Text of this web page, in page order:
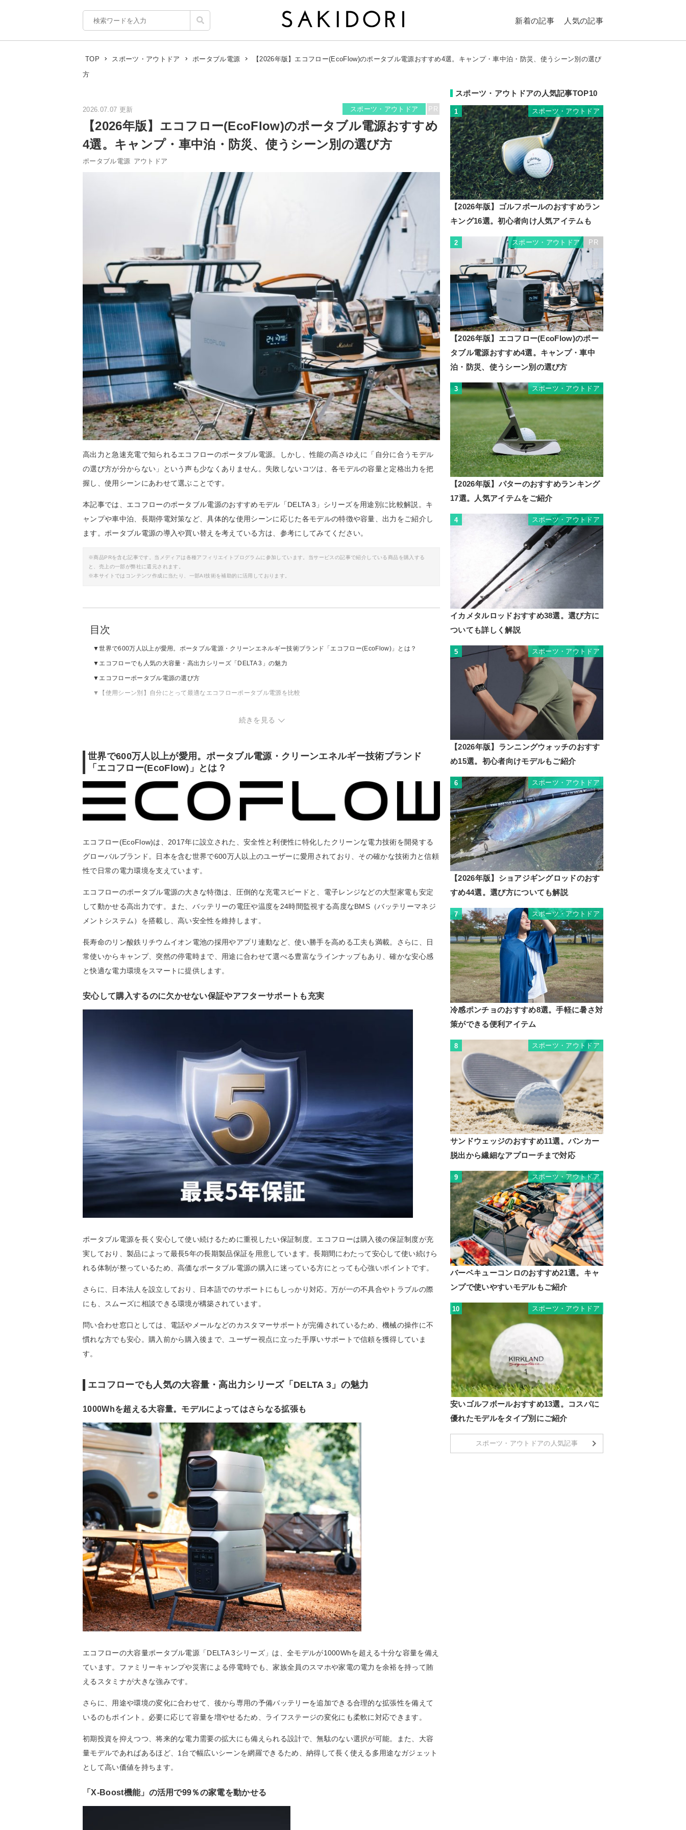
新着の記事 人気の記事
TOP スポーツ・アウトドア ポータブル電源 【2026年版】エコフロー(EcoFlow)のポータブル電源おすすめ4選。キャンプ・車中泊・防災、使うシーン別の選び
方
2026.07.07 更新 PR
スポーツ・アウトドア
【2026年版】エコフロー(EcoFlow)のポータブル電源おすすめ
4選。キャンプ・車中泊・防災、使うシーン別の選び方
ポータブル電源 アウトドア
高出力と急速充電で知られるエコフローのポータブル電源。しかし、性能の高さゆえに「自分に合うモデル
の選び方が分からない」という声も少なくありません。失敗しないコツは、各モデルの容量と定格出力を把
握し、使用シーンにあわせて選ぶことです。
本記事では、エコフローのポータブル電源のおすすめモデル「DELTA 3」シリーズを用途別に比較解説。キ
ャンプや車中泊、長期停電対策など、具体的な使用シーンに応じた各モデルの特徴や容量、出力をご紹介し
ます。ポータブル電源の導入や買い替えを考えている方は、参考にしてみてください。
※商品PRを含む記事です。当メディアは各種アフィリエイトプログラムに参加しています。当サービスの記事で紹介している商品を購入する
と、売上の一部が弊社に還元されます。
※本サイトではコンテンツ作成に当たり、一部AI技術を補助的に活用しております。
目次
世界で600万人以上が愛用。ポータブル電源・クリーンエネルギー技術ブランド「エコフロー(EcoFlow)」とは？
エコフローでも人気の大容量・高出力シリーズ「DELTA 3」の魅力
エコフローポータブル電源の選び方
【使用シーン別】自分にとって最適なエコフローポータブル電源を比較
エコフローポータブル電源のおすすめ｜2000Whクラス続きを見る
世界で600万人以上が愛用。ポータブル電源・クリーンエネルギー技術ブランド
「エコフロー(EcoFlow)」とは？
エコフロー(EcoFlow)は、2017年に設立された、安全性と利便性に特化したクリーンな電力技術を開発する
グローバルブランド。日本を含む世界で600万人以上のユーザーに愛用されており、その確かな技術力と信頼
性で日常の電力環境を支えています。
エコフローのポータブル電源の大きな特徴は、圧倒的な充電スピードと、電子レンジなどの大型家電も安定
して動かせる高出力です。また、バッテリーの電圧や温度を24時間監視する高度なBMS（バッテリーマネジ
メントシステム）を搭載し、高い安全性を維持します。
長寿命のリン酸鉄リチウムイオン電池の採用やアプリ連動など、使い勝手を高める工夫も満載。さらに、日
常使いからキャンプ、突然の停電時まで、用途に合わせて選べる豊富なラインナップもあり、確かな安心感
と快適な電力環境をスマートに提供します。
安心して購入するのに欠かせない保証やアフターサポートも充実
ポータブル電源を長く安心して使い続けるために重視したい保証制度。エコフローは購入後の保証制度が充
実しており、製品によって最長5年の長期製品保証を用意しています。長期間にわたって安心して使い続けら
れる体制が整っているため、高価なポータブル電源の購入に迷っている方にとっても心強いポイントです。
さらに、日本法人を設立しており、日本語でのサポートにもしっかり対応。万が一の不具合やトラブルの際
にも、スムーズに相談できる環境が構築されています。
問い合わせ窓口としては、電話やメールなどのカスタマーサポートが完備されているため、機械の操作に不
慣れな方でも安心。購入前から購入後まで、ユーザー視点に立った手厚いサポートで信頼を獲得していま
す。
エコフローでも人気の大容量・高出力シリーズ「DELTA 3」の魅力
1000Whを超える大容量。モデルによってはさらなる拡張も
エコフローの大容量ポータブル電源「DELTA 3シリーズ」は、全モデルが1000Whを超える十分な容量を備え
ています。ファミリーキャンプや災害による停電時でも、家族全員のスマホや家電の電力を余裕を持って賄
えるスタミナが大きな強みです。
さらに、用途や環境の変化に合わせて、後から専用の予備バッテリーを追加できる合理的な拡張性を備えて
いるのもポイント。必要に応じて容量を増やせるため、ライフステージの変化にも柔軟に対応できます。
初期投資を抑えつつ、将来的な電力需要の拡大にも備えられる設計で、無駄のない選択が可能。また、大容
量モデルであればあるほど、1台で幅広いシーンを網羅できるため、納得して長く使える多用途なガジェット
として高い価値を持ちます。
「X-Boost機能」の活用で99％の家電を動かせる
スポーツ・アウトドアの人気記事TOP10
1 スポーツ・アウトドア
【2026年版】ゴルフボールのおすすめラン
キング16選。初心者向け人気アイテムも
2 スポーツ・アウトドア PR
【2026年版】エコフロー(EcoFlow)のポー
タブル電源おすすめ4選。キャンプ・車中
泊・防災、使うシーン別の選び方
3 スポーツ・アウトドア
【2026年版】パターのおすすめランキング
17選。人気アイテムをご紹介
4 スポーツ・アウトドア
イカメタルロッドおすすめ38選。選び方に
ついても詳しく解説
5 スポーツ・アウトドア
【2026年版】ランニングウォッチのおすす
め15選。初心者向けモデルもご紹介
6 スポーツ・アウトドア
【2026年版】ショアジギングロッドのおす
すめ44選。選び方についても解説
7 スポーツ・アウトドア
冷感ポンチョのおすすめ8選。手軽に暑さ対
策ができる便利アイテム
8 スポーツ・アウトドア
サンドウェッジのおすすめ11選。バンカー
脱出から繊細なアプローチまで対応
9 スポーツ・アウトドア
バーベキューコンロのおすすめ21選。キャ
ンプで使いやすいモデルもご紹介
10 スポーツ・アウトドア
安いゴルフボールおすすめ13選。コスパに
優れたモデルをタイプ別にご紹介
スポーツ・アウトドアの人気記事